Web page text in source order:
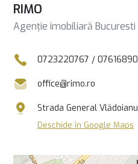
RIMO
Agenție imobiliară Bucuresti
0723220767 /
office@rimo.ro
Strada General
Deschide în Google Maps